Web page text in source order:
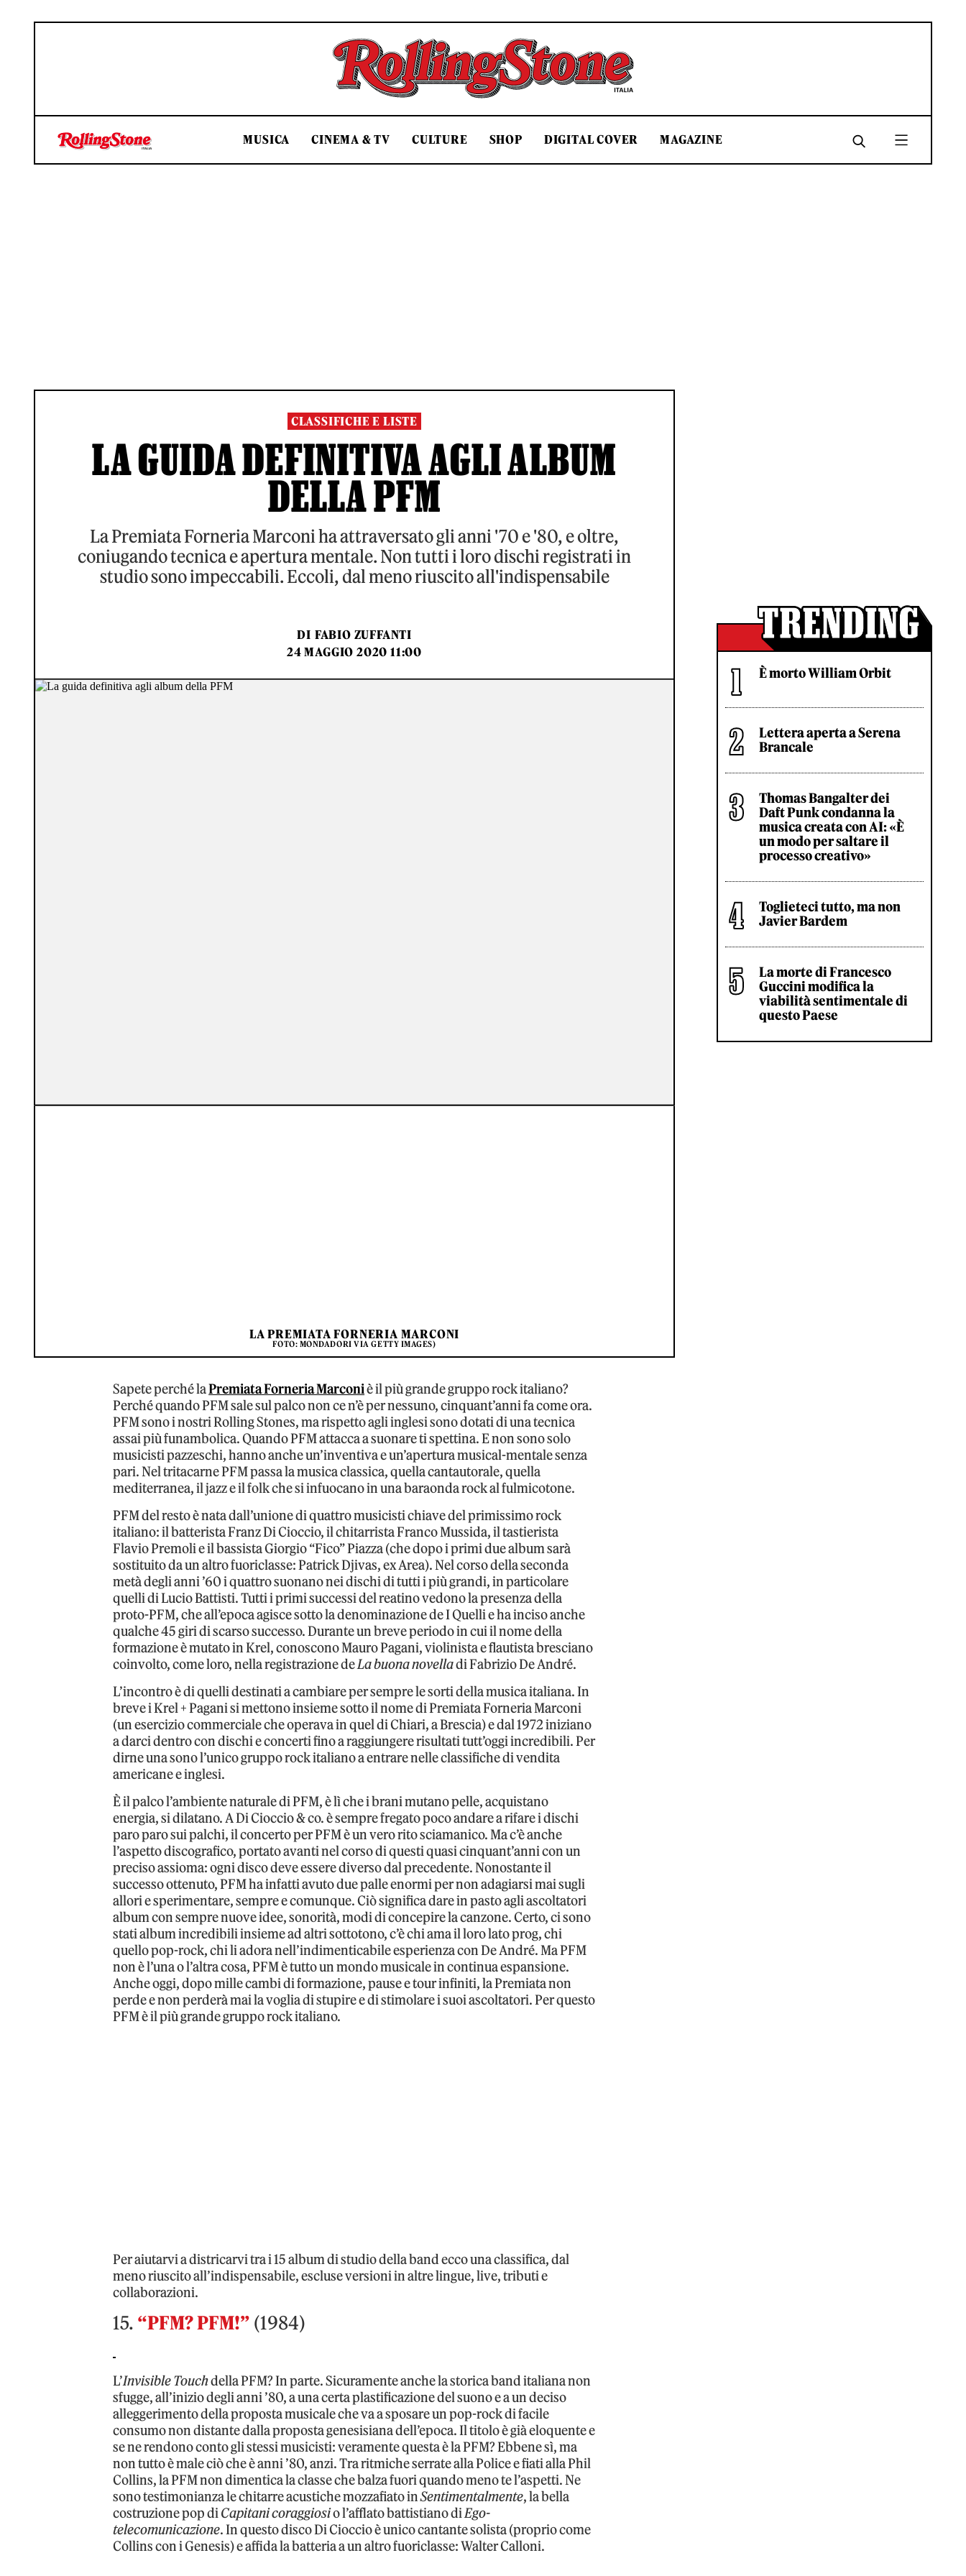
Rolling Stone Italia
MUSICA CINEMA & TV CULTURE SHOP DIGITAL COVER MAGAZINE
CLASSIFICHE E LISTE
LA GUIDA DEFINITIVA AGLI ALBUM
DELLA PFM
La Premiata Forneria Marconi ha attraversato gli anni '70 e '80, e oltre,
coniugando tecnica e apertura mentale. Non tutti i loro dischi registrati in
studio sono impeccabili. Eccoli, dal meno riuscito all'indispensabile
DI FABIO ZUFFANTI
24 MAGGIO 2020 11:00
LA PREMIATA FORNERIA MARCONI
FOTO: MONDADORI VIA GETTY IMAGES)
Sapete perché laPremiata Forneria Marconiè il più grande gruppo rock italiano?
Perché quando PFM sale sul palco non ce n’è per nessuno, cinquant’anni fa come ora.
PFM sono i nostri Rolling Stones, ma rispetto agli inglesi sono dotati di una tecnica
assai più funambolica. Quando PFM attacca a suonare ti spettina. E non sono solo
musicisti pazzeschi, hanno anche un’inventiva e un’apertura musical-mentale senza
pari. Nel tritacarne PFM passa la musica classica, quella cantautorale, quella
mediterranea, il jazz e il folk che si infuocano in una baraonda rock al fulmicotone.
PFM del resto è nata dall’unione di quattro musicisti chiave del primissimo rock
italiano: il batterista Franz Di Cioccio, il chitarrista Franco Mussida, il tastierista
Flavio Premoli e il bassista Giorgio “Fico” Piazza (che dopo i primi due album sarà
sostituito da un altro fuoriclasse: Patrick Djivas, ex Area). Nel corso della seconda
metà degli anni ’60 i quattro suonano nei dischi di tutti i più grandi, in particolare
quelli di Lucio Battisti. Tutti i primi successi del reatino vedono la presenza della
proto-PFM, che all’epoca agisce sotto la denominazione de I Quelli e ha inciso anche
qualche 45 giri di scarso successo. Durante un breve periodo in cui il nome della
formazione è mutato in Krel, conoscono Mauro Pagani, violinista e flautista bresciano
coinvolto, come loro, nella registrazione deLa buona novelladi Fabrizio De André.
L’incontro è di quelli destinati a cambiare per sempre le sorti della musica italiana. In
breve i Krel + Pagani si mettono insieme sotto il nome di Premiata Forneria Marconi
(un esercizio commerciale che operava in quel di Chiari, a Brescia) e dal 1972 iniziano
a darci dentro con dischi e concerti fino a raggiungere risultati tutt’oggi incredibili. Per
dirne una sono l’unico gruppo rock italiano a entrare nelle classifiche di vendita
americane e inglesi.
È il palco l’ambiente naturale di PFM, è lì che i brani mutano pelle, acquistano
energia, si dilatano. A Di Cioccio & co. è sempre fregato poco andare a rifare i dischi
paro paro sui palchi, il concerto per PFM è un vero rito sciamanico. Ma c’è anche
l’aspetto discografico, portato avanti nel corso di questi quasi cinquant’anni con un
preciso assioma: ogni disco deve essere diverso dal precedente. Nonostante il
successo ottenuto, PFM ha infatti avuto due palle enormi per non adagiarsi mai sugli
allori e sperimentare, sempre e comunque. Ciò significa dare in pasto agli ascoltatori
album con sempre nuove idee, sonorità, modi di concepire la canzone. Certo, ci sono
stati album incredibili insieme ad altri sottotono, c’è chi ama il loro lato prog, chi
quello pop-rock, chi li adora nell’indimenticabile esperienza con De André. Ma PFM
non è l’una o l’altra cosa, PFM è tutto un mondo musicale in continua espansione.
Anche oggi, dopo mille cambi di formazione, pause e tour infiniti, la Premiata non
perde e non perderà mai la voglia di stupire e di stimolare i suoi ascoltatori. Per questo
PFM è il più grande gruppo rock italiano.
Per aiutarvi a districarvi tra i 15 album di studio della band ecco una classifica, dal
meno riuscito all’indispensabile, escluse versioni in altre lingue, live, tributi e
collaborazioni.
15. “PFM? PFM!” (1984)
L’Invisible Touchdella PFM? In parte. Sicuramente anche la storica band italiana non
sfugge, all’inizio degli anni ’80, a una certa plastificazione del suono e a un deciso
alleggerimento della proposta musicale che va a sposare un pop-rock di facile
consumo non distante dalla proposta genesisiana dell’epoca. Il titolo è già eloquente e
se ne rendono conto gli stessi musicisti: veramente questa è la PFM? Ebbene sì, ma
non tutto è male ciò che è anni ’80, anzi. Tra ritmiche serrate alla Police e fiati alla Phil
Collins, la PFM non dimentica la classe che balza fuori quando meno te l’aspetti. Ne
sono testimonianza le chitarre acustiche mozzafiato inSentimentalmente, la bella
costruzione pop diCapitani coraggiosio l’afflato battistiano diEgo-
telecomunicazione. In questo disco Di Cioccio è unico cantante solista (proprio come
Collins con i Genesis) e affida la batteria a un altro fuoriclasse: Walter Calloni.
È morto William Orbit
Lettera aperta a Serena
Brancale
Thomas Bangalter dei
Daft Punk condanna la
musica creata con AI: «È
un modo per saltare il
processo creativo»
Toglieteci tutto, ma non
Javier Bardem
La morte di Francesco
Guccini modifica la
viabilità sentimentale di
questo Paese